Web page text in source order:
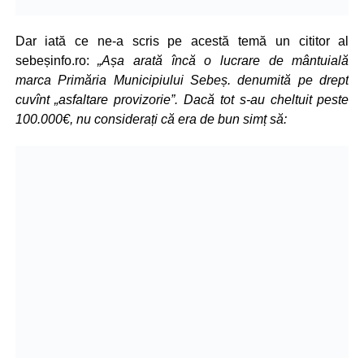
Dar iată ce ne-a scris pe acestă temă un cititor al
sebeșinfo.ro:„Așa arată încă o lucrare de mântuială
marca Primăria Municipiului Sebeș. denumită pe drept
cuvînt „asfaltare provizorie”. Dacă tot s-au cheltuit peste
100.000€, nu considerați că era de bun simț să: